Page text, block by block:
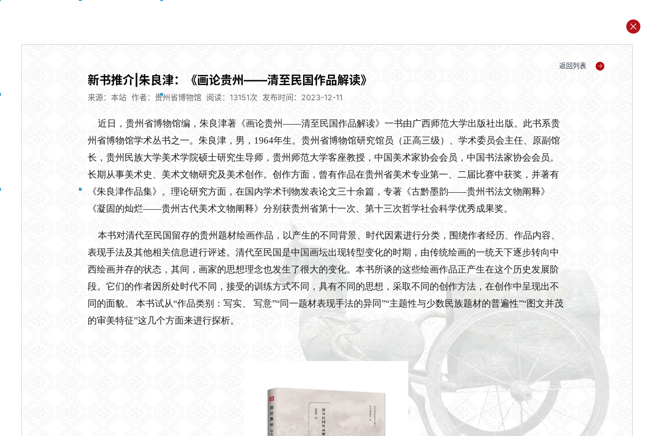
返回列表
新书推介|朱良津：《画论贵州——清至民国作品解读》
来源：本站 作者：贵州省博物馆 阅读：13151次 发布时间：2023-12-11
近日，贵州省博物馆编，朱良津著 《画论贵州——清至民国作品解读》一书由广西师范大学出版社出版。此书系贵
州省博物馆学术丛书之一。 朱良津，男， 1964年生。贵州省博物馆研究馆员（正高三级） 、 学术委员会主任、
原副馆
长，贵州民族大学美术学院硕士研究生导师，贵州师范大学客座教授，中国美术家协会会员，中国书法家协会会员。
长期从事美术史 、 美术文物研究及美术创作。创作方面 ， 曾有作品在贵州省美术专业第一、二届比赛中获奖 ， 并著有
《朱良津作品集》 。理论研究方面，在国内学术刊物发表论文三十余篇，专著《古黔墨韵——贵州书法文物阐释》
《凝固的灿烂——贵州古代美术文物阐释》分别获贵州省第十一次、第十三次哲学社会科学优秀成果奖。
本书对清代至民国留存的贵州题材绘画作品，以产生的不同背景、时代因素进行分类，围绕作者经历、作品内容、
表现手法及其他相关信息进行评述。清代至民国是中国画坛出现转型变化的时期，由传统绘画的一统天下逐步转向中
西绘画并存的状态，其间，画家的思想理念也发生了很大的变化。本书所谈的这些绘画作品正产生在这个历史发展阶
段。它们的作者因所处时代不同，接受的训练方式不同，具有不同的思想，采取不同的创作方法，在创作中呈现出不
同的面貌。
本书试从“作品类别：写实、 写意”“同一题材表现手法的异同”“主题性与少数民族题材的普遍性”“图文并茂
的审美特征”这几个方面来进行探析。